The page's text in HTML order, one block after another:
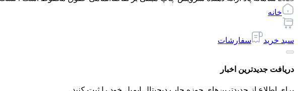
خانه
سبد خرید سفارشات
دریافت جدیدترین‌ اخبار